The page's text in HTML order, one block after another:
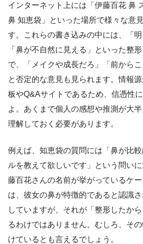
インターネット上には「伊藤百花 鼻
鼻 知恵袋」といった場所で様々な意
す。これらの書き込みの中には、「明
「鼻が不自然に見える」といった整
で、「メイクや成長だろ」「前からこ
と否定的な意見も見られます。情報
板やQ&Aサイトであるため、信憑性
よ。あくまで個人の感想や推測が大
理解しておく必要があります。
例えば、知恵袋の質問には「鼻が比
ルを教えて欲しいです」という問い
藤百花さんの名前が挙がっているケ
は、彼女の鼻が特徴的であると認識
していますが、それが「整形したか
るわけではありません。むしろ、そ
けているとも言えるでしょう。